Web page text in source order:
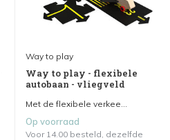
Way to play
Way to play - flexibele
autobaan - vliegveld
Met de flexibele verkee...
Op voorraad
Voor 14.00 besteld, dezelfde